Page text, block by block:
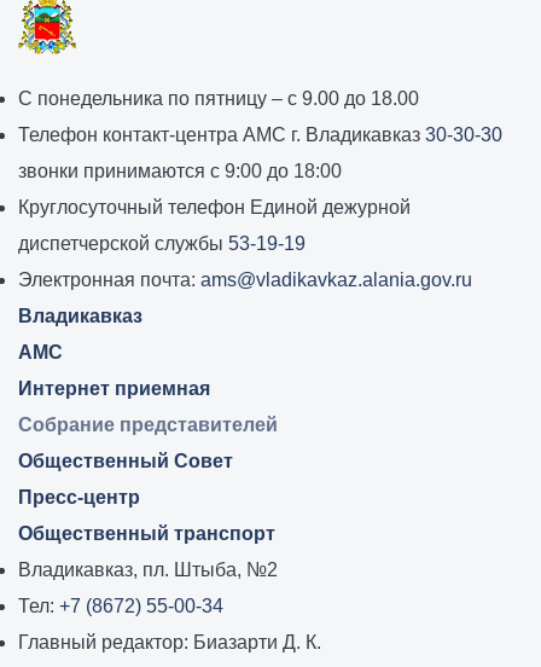
График
работы
администрации
местного
самоуправления
города
Владикавказ:
С понедельника по пятницу – с 9.00 до 18.00
Телефон контакт-центра АМС г. Владикавказ 30-30-30
звонки принимаются с 9:00 до 18:00
Круглосуточный телефон Единой дежурной
диспетчерской службы 53-19-19
Электронная почта: ams@vladikavkaz.alania.gov.ru
Владикавказ
АМС
Интернет приемная
Собрание представителей
Общественный Совет
Пресс-центр
Общественный транспорт
Владикавказ, пл. Штыба, №2
Тел: +7 (8672) 55-00-34
Главный редактор: Биазарти Д. К.